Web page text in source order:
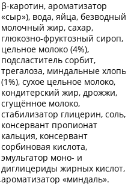
β-каротин, ароматизатор
«сыр»), вода, яйца, безводный
молочный жир, сахар,
глюкозно-фруктозный сироп,
цельное молоко (4%),
подсластитель сорбит,
трегалоза, миндальные
(1%), сухое цельное молоко,
кондитерский жир, дрожжи,
сгущённое молоко,
стабилизатор глицерин, соль,
консервант пропионат
кальция, консервант
сорбиновая кислота,
эмульгатор моно- и
диглицериды жирных кислот,
ароматизатор «миндаль».